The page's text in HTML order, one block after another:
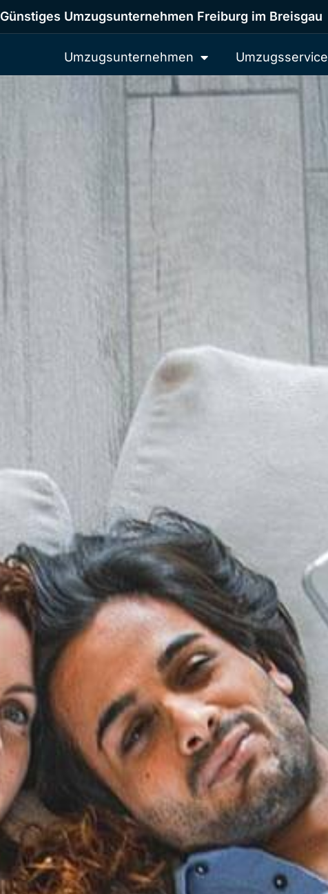
Günstiges Umzugsunternehmen Freiburg im Breisgau
Umzugsunternehmen Umzugsservice